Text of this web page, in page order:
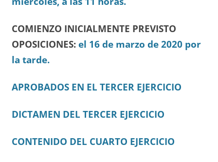
COMIENZO INICIALMENTE PREVISTO
OPOSICIONES: el 16 de marzo de 2020 por
la tarde.
APROBADOS EN EL TERCER EJERCICIO
DICTAMEN DEL TERCER EJERCICIO
CONTENIDO DEL CUARTO EJERCICIO